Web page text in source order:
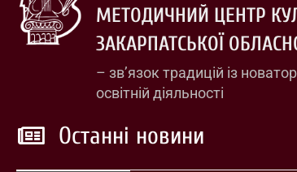
МЕТОДИЧНИЙ ЦЕНТР
ЗАКАРПАТСЬКОЇ
– зв’язок традицій із
освітній діяльності
Останні новини